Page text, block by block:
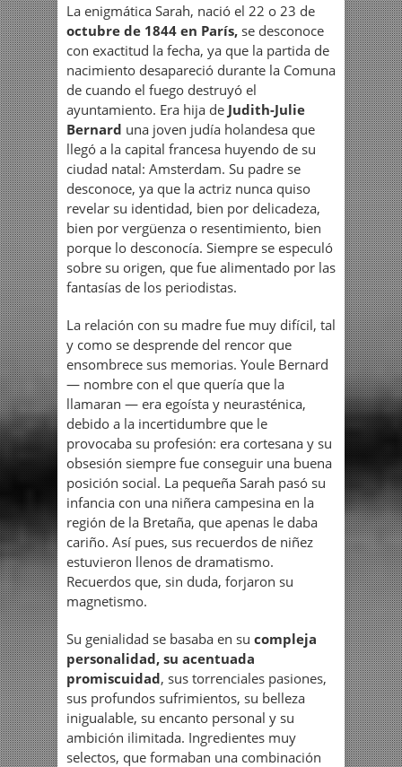
La enigmática Sarah, nació el 22 o 23 de
octubre de 1844 en París, se desconoce
con exactitud la fecha, ya que la partida de
nacimiento desapareció durante la Comuna
de cuando el fuego destruyó el
ayuntamiento. Era hija de Judith-Julie
Bernard una joven judía holandesa que
llegó a la capital francesa huyendo de su
ciudad natal: Amsterdam. Su padre se
desconoce, ya que la actriz nunca quiso
revelar su identidad, bien por delicadeza,
bien por vergüenza o resentimiento, bien
porque lo desconocía. Siempre se especuló
sobre su origen, que fue alimentado por las
fantasías de los periodistas.
La relación con su madre fue muy difícil, tal
y como se desprende del rencor que
ensombrece sus memorias. Youle Bernard
— nombre con el que quería que la
llamaran — era egoísta y neurasténica,
debido a la incertidumbre que le
provocaba su profesión: era cortesana y su
obsesión siempre fue conseguir una buena
posición social. La pequeña Sarah pasó su
infancia con una niñera campesina en la
región de la Bretaña, que apenas le daba
cariño. Así pues, sus recuerdos de niñez
estuvieron llenos de dramatismo.
Recuerdos que, sin duda, forjaron su
magnetismo.
Su genialidad se basaba en su compleja
personalidad, su acentuada
promiscuidad, sus torrenciales pasiones,
sus profundos sufrimientos, su belleza
inigualable, su encanto personal y su
ambición ilimitada. Ingredientes muy
selectos, que formaban una combinación